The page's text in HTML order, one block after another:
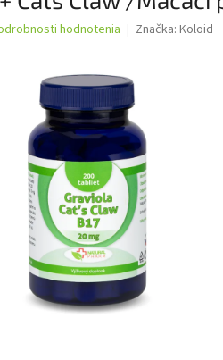
hodnotenia Značka: Koloid